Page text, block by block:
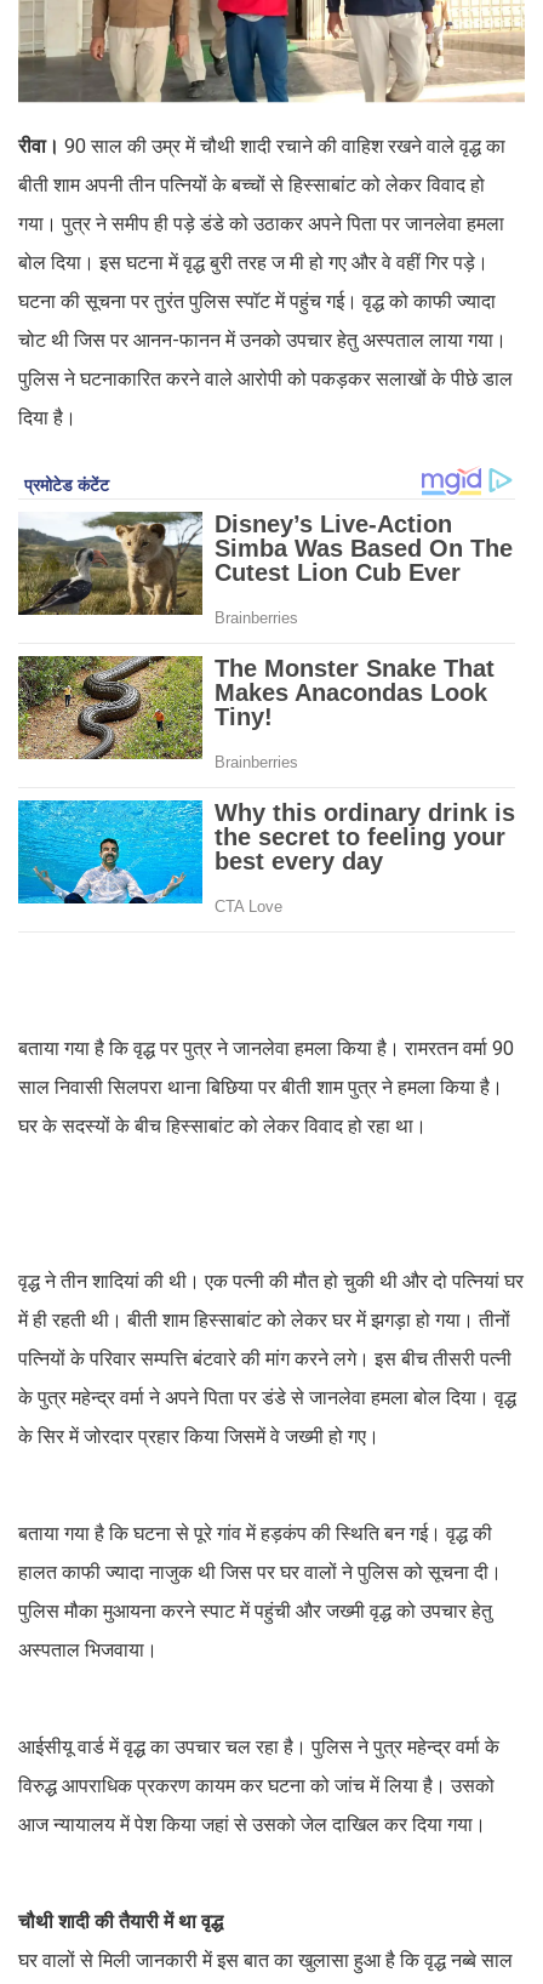
रीवा। 90 साल की उम्र में चौथी शादी रचाने की वाहिश रखने वाले वृद्ध का
बीती शाम अपनी तीन पत्नियों के बच्चों से हिस्साबांट को लेकर विवाद हो
गया। पुत्र ने समीप ही पड़े डंडे को उठाकर अपने पिता पर जानलेवा हमला
बोल दिया। इस घटना में वृद्ध बुरी तरह ज मी हो गए और वे वहीं गिर पड़े।
घटना की सूचना पर तुरंत पुलिस स्पॉट में पहुंच गई। वृद्ध को काफी ज्यादा
चोट थी जिस पर आनन-फानन में उनको उपचार हेतु अस्पताल लाया गया।
पुलिस ने घटनाकारित करने वाले आरोपी को पकड़कर सलाखों के पीछे डाल
दिया है।
बताया गया है कि वृद्ध पर पुत्र ने जानलेवा हमला किया है। रामरतन वर्मा 90
साल निवासी सिलपरा थाना बिछिया पर बीती शाम पुत्र ने हमला किया है।
घर के सदस्यों के बीच हिस्साबांट को लेकर विवाद हो रहा था।
वृद्ध ने तीन शादियां की थी। एक पत्नी की मौत हो चुकी थी और दो पत्नियां घर
में ही रहती थी। बीती शाम हिस्साबांट को लेकर घर में झगड़ा हो गया। तीनों
पत्नियों के परिवार सम्पत्ति बंटवारे की मांग करने लगे। इस बीच तीसरी पत्नी
के पुत्र महेन्द्र वर्मा ने अपने पिता पर डंडे से जानलेवा हमला बोल दिया। वृद्ध
के सिर में जोरदार प्रहार किया जिसमें वे जख्मी हो गए।
बताया गया है कि घटना से पूरे गांव में हड़कंप की स्थिति बन गई। वृद्ध की
हालत काफी ज्यादा नाजुक थी जिस पर घर वालों ने पुलिस को सूचना दी।
पुलिस मौका मुआयना करने स्पाट में पहुंची और जख्मी वृद्ध को उपचार हेतु
अस्पताल भिजवाया।
आईसीयू वार्ड में वृद्ध का उपचार चल रहा है। पुलिस ने पुत्र महेन्द्र वर्मा के
विरुद्ध आपराधिक प्रकरण कायम कर घटना को जांच में लिया है। उसको
आज न्यायालय में पेश किया जहां से उसको जेल दाखिल कर दिया गया।
चौथी शादी की तैयारी में था वृद्ध
घर वालों से मिली जानकारी में इस बात का खुलासा हुआ है कि वृद्ध नब्बे साल